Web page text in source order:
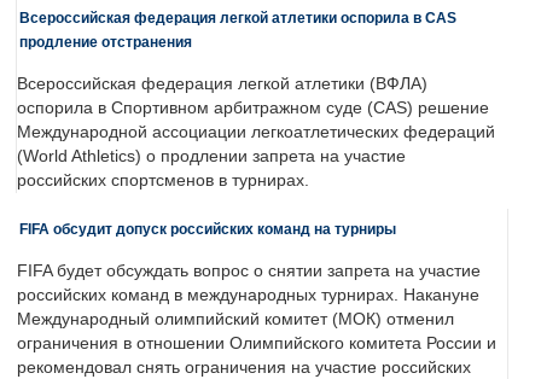
Всероссийская федерация легкой атлетики оспорила в CAS
продление отстранения
Всероссийская федерация легкой атлетики (ВФЛА)
оспорила в Спортивном арбитражном суде (CAS) решение
Международной ассоциации легкоатлетических федераций
(World Athletics) о продлении запрета на участие
российских спортсменов в турнирах.
FIFA обсудит допуск российских команд на турниры
FIFA будет обсуждать вопрос о снятии запрета на участие
российских команд в международных турнирах. Накануне
Международный олимпийский комитет (МОК) отменил
ограничения в отношении Олимпийского комитета России и
рекомендовал снять ограничения на участие российских